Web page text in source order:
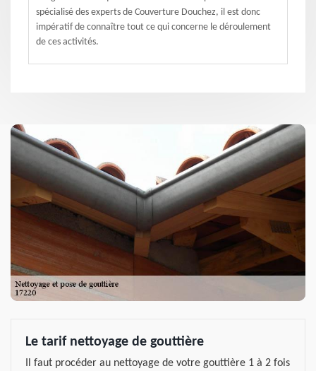
spécialisé des experts de Couverture Douchez, il est donc
impératif de connaître tout ce qui concerne le déroulement
de ces activités.
Le tarif nettoyage de gouttière
Il faut procéder au nettoyage de votre gouttière 1 à 2 fois